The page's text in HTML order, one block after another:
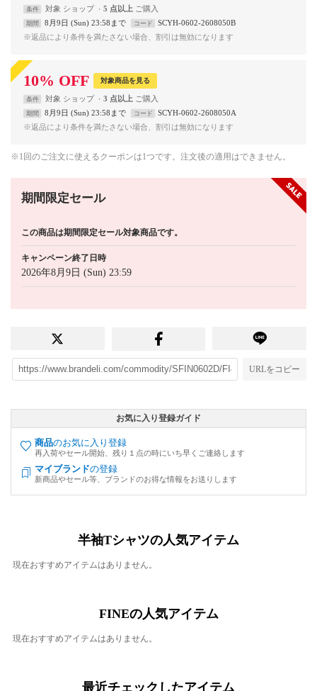
条件 対象 ショップ 5 点以上
期間 8月9日 (Sun) 23:58まで コード
SCYH-0602-2608050B
※返品により条件を満たさない場合、割引は無効になります
10% OFF 対象商品を見る
条件 対象 ショップ 3 点以上
期間 8月9日 (Sun) 23:58まで コード
SCYH-0602-2608050A
※返品により条件を満たさない場合、割引は無効になります
※1回のご注文に使えるクーポンは1つです。注文後の適用はできません。
期間限定セール
この商品は期間限定セール対象商品です。
キャンペーン終了日時
2026年8月9日 (Sun) 23:59
URLをコピー
お気に入り登録ガイド
商品のお気に入り登録
再入荷やセール開始、残り１点の時にいち早くご連絡します
マイブランドの登録
新商品やセール等、ブランドのお得な情報をお送りします
半袖Tシャツの人気アイテム
現在おすすめアイテムはありません。
FINEの人気アイテム
現在おすすめアイテムはありません。
最近チェックしたアイテム